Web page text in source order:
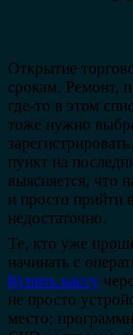
Открытие
срокам. Ремонт,
где-то в этом
тоже нужно
пункт на
выясняется, что
и просто прийти
недостаточно.
Те, кто уже
начинать с
Купить кассу
не просто
место: